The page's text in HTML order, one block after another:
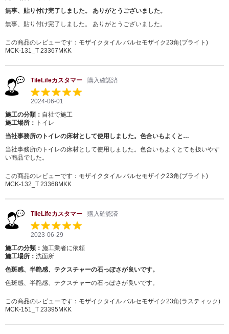
無事、貼り付け完了しました。 ありがとうございました。
無事、貼り付け完了しました。 ありがとうございました。
この商品のレビューです： モザイクタイル バルセモザイク23角(ブライト)
MCK-131_T 23367MKK
TileLifeカスタマー 購入確認済
2024-06-01
施工の分類： 自社で施工
施工場所： トイレ
当社事務所のトイレの床材として使用しました。色合いもよくと…
当社事務所のトイレの床材として使用しました。色合いもよくとても扱いやす
い商品でした。
この商品のレビューです： モザイクタイル バルセモザイク23角(ブライト)
MCK-132_T 23368MKK
TileLifeカスタマー 購入確認済
2023-06-29
施工の分類： 施工業者に依頼
施工場所： 洗面所
色斑感、半艶感、テクスチャーの石っぽさが良いです。
色斑感、半艶感、テクスチャーの石っぽさが良いです。
この商品のレビューです： モザイクタイル バルセモザイク23角(ラスティック)
MCK-151_T 23395MKK